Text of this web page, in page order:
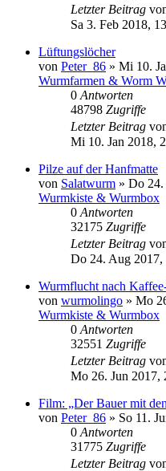
Letzter Beitrag
Sa 3. Feb 2018,
Lüftungslöcher
von Peter_86 » Mi 10.
Wurmfarmen & Worm
0 Antworten
48798 Zugriffe
Letzter Beitrag
Mi 10. Jan 2018,
Pilze auf der Hanfmatte
von Salatwurm » Do 24.
Wurmkiste & Wurmbox
0 Antworten
32175 Zugriffe
Letzter Beitrag
Do 24. Aug 2017,
Wurmflucht nach
von wurmolingo » Mo
Wurmkiste & Wurmbox
0 Antworten
32551 Zugriffe
Letzter Beitrag
Mo 26. Jun 2017,
Film: „Der Bauer mit
von Peter_86 » So 11.
0 Antworten
31775 Zugriffe
Letzter Beitrag